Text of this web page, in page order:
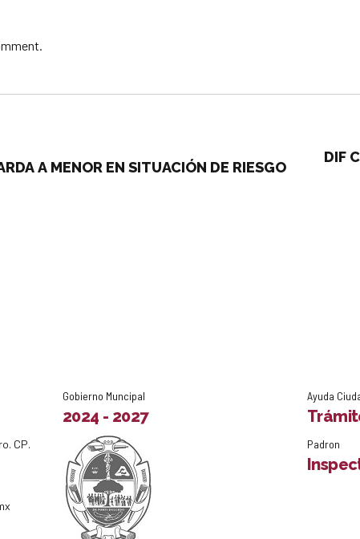
A MENOR EN SITUACIÓN DE RIESGO
DIF
CP.
Gobierno Muncipal
2024 - 2027
Ayuda
Padron